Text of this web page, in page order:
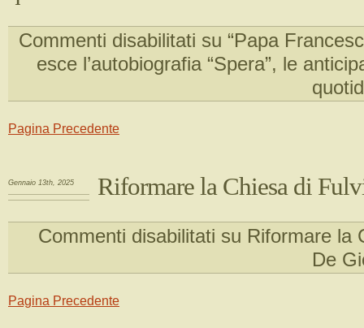
Commenti disabilitati su “Papa
esce l’autobiografia “Spera”, le
Pagina Precedente
Gennaio 13th, 2025 Riformare la Chiesa di
Commenti disabilitati su Riformare la
De
Pagina Precedente